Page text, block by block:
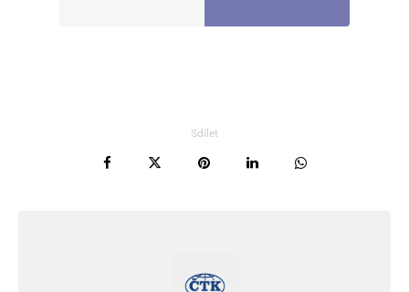
Sdílet